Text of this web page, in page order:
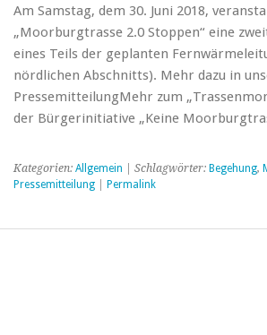
öffentliche
Begehung
geplanten
Am Samstag, dem 30. Juni 2018,
„Moorburgtrasse 2.0 Stoppen“ eine
eines Teils der geplanten
nördlichen Abschnitts). Mehr dazu in
PressemitteilungMehr zum
der Bürgerinitiative „Keine
Kategorien: Allgemein | Schlagwörter: Begehung,
Pressemitteilung| Permalink